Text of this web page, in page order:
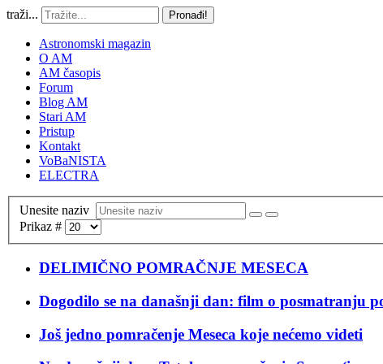
traži... Pronađi!
Astronomski magazin
O AM
AM časopis
Forum
Blog AM
Stari AM
Pristup
Kontakt
VoBaNISTA
ELECTRA
Unesite naziv
Prikaz #
DELIMIČNO POMRAČNJE MESECA
Dogodilo se na današnji dan: film o posmatranju
Još jedno pomračenje Meseca koje nećemo videti